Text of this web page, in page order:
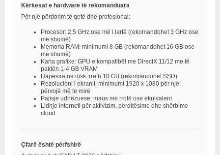
Kërkesat e hardware të rekomanduara
Për një përdorim të qetë dhe profesional:
Procesor: 2.5 GHz ose më i lartë (rekomandohet 3 GHz ose
më shumë)
Memoria RAM: minimumi 8 GB (rekomandohet 16 GB ose
më shumë)
Karta grafike: GPU e kompatibël me DirectX 11/12 me të
paktën 1-4 GB VRAM
Hapësira në disk: rreth 10 GB (rekomandohet SSD)
Rezolucioni i ekranit: minimumi 1920 x 1080 për një
përvojë më të mirë
Pajisje udhëzuese: maus me rrotë ose ekuivalent
Lidhje interneti për aktivizim, përditësime dhe shërbime
cloud
Çfarë është përfshirë